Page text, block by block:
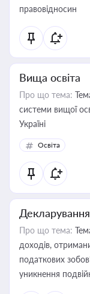
правовідносин
Вища освіта
Про що тема:
системи вищої
Україні
Освіта
Про що тема:
доходів,
податкових
уникнення